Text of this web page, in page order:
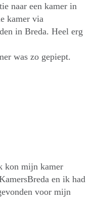
naar een kamer in
kamer via
in Breda. Heel erg
was zo gepiept.
kon mijn kamer
en ik had
voor mijn